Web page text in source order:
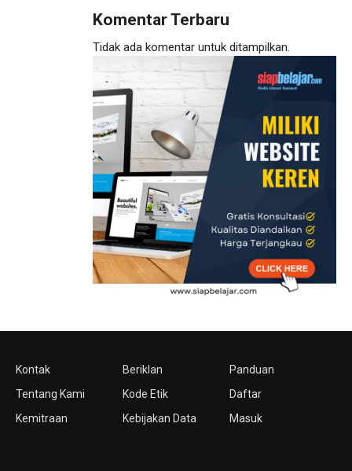
Komentar Terbaru
Tidak ada komentar untuk ditampilkan.
Kontak
Tentang Kami
Kemitraan
Beriklan
Kode Etik
Kebijakan Data
Panduan
Daftar
Masuk